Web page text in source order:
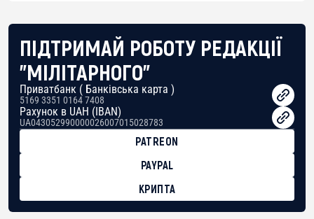
ПІДТРИМАЙ РОБОТУ РЕДАКЦІЇ
"МІЛІТАРНОГО"
Приватбанк ( Банківська карта )
5169 3351 0164 7408
Рахунок в UAH (IBAN)
UA043052990000026007015028783
PATREON
PAYPAL
КРИПТА